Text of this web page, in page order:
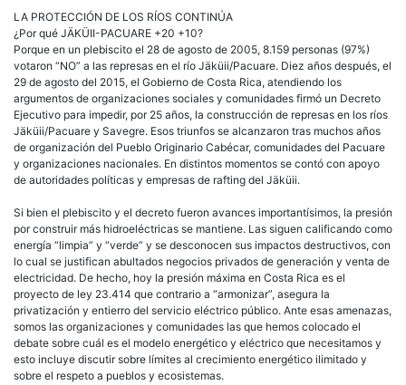
LA PROTECCIÓN DE LOS RÍOS CONTINÚA
¿Por qué JÄKÜII-PACUARE +20 +10?
Porque en un plebiscito el 28 de agosto de 2005, 8.159 personas (97%)
votaron “NO” a las represas en el río Jäküii/Pacuare. Diez años después, el
29 de agosto del 2015, el Gobierno de Costa Rica, atendiendo los
argumentos de organizaciones sociales y comunidades firmó un Decreto
Ejecutivo para impedir, por 25 años, la construcción de represas en los ríos
Jäküii/Pacuare y Savegre. Esos triunfos se alcanzaron tras muchos años
de organización del Pueblo Originario Cabécar, comunidades del Pacuare
y organizaciones nacionales. En distintos momentos se contó con apoyo
de autoridades políticas y empresas de rafting del Jäküii.
Si bien el plebiscito y el decreto fueron avances importantísimos, la presión
por construir más hidroeléctricas se mantiene. Las siguen calificando como
energía “limpia” y “verde” y se desconocen sus impactos destructivos, con
lo cual se justifican abultados negocios privados de generación y venta de
electricidad. De hecho, hoy la presión máxima en Costa Rica es el
proyecto de ley 23.414 que contrario a “armonizar”, asegura la
privatización y entierro del servicio eléctrico público. Ante esas amenazas,
somos las organizaciones y comunidades las que hemos colocado el
debate sobre cuál es el modelo energético y eléctrico que necesitamos y
esto incluye discutir sobre límites al crecimiento energético ilimitado y
sobre el respeto a pueblos y ecosistemas.